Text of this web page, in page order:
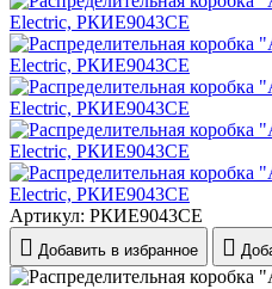
Артикул: РКИЕ9043СЕ
Добавить в избранное